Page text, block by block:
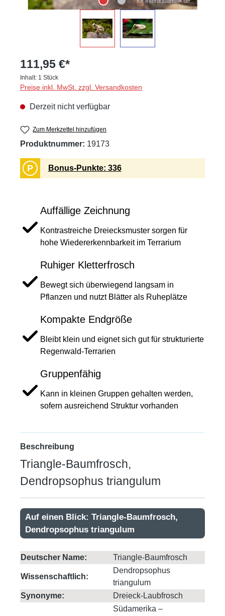
111,95 €*
Inhalt: 1 Stück
Preise inkl. MwSt. zzgl. Versandkosten
Derzeit nicht verfügbar
Zum Merkzettel hinzufügen
Produktnummer: 19173
P Bonus-Punkte: 336
Auffällige Zeichnung
Kontrastreiche Dreiecksmuster sorgen für
hohe Wiedererkennbarkeit im Terrarium
Ruhiger Kletterfrosch
Bewegt sich überwiegend langsam in
Pflanzen und nutzt Blätter als Ruheplätze
Kompakte Endgröße
Bleibt klein und eignet sich gut für strukturierte
Regenwald-Terrarien
Gruppenfähig
Kann in kleinen Gruppen gehalten werden,
sofern ausreichend Struktur vorhanden
Beschreibung
Triangle-Baumfrosch,
Dendropsophus triangulum
Auf einen Blick: Triangle-Baumfrosch,
Dendropsophus triangulum
Deutscher Name: Triangle-Baumfrosch
Wissenschaftlich:
Dendropsophus
triangulum
Synonyme:
Dreieck-Laubfrosch
Südamerika –